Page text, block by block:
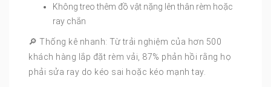
Không treo thêm đồ vật nặng lên thân rèm hoặc
ray chắn
🔎 Thống kê nhanh: Từ trải nghiệm của hơn 500
khách hàng lắp đặt rèm vải, 87% phản hồi rằng họ
phải sửa ray do kéo sai hoặc kéo mạnh tay.